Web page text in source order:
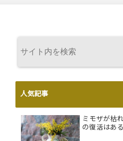
人気記事
ミモザが枯
の復活はあ